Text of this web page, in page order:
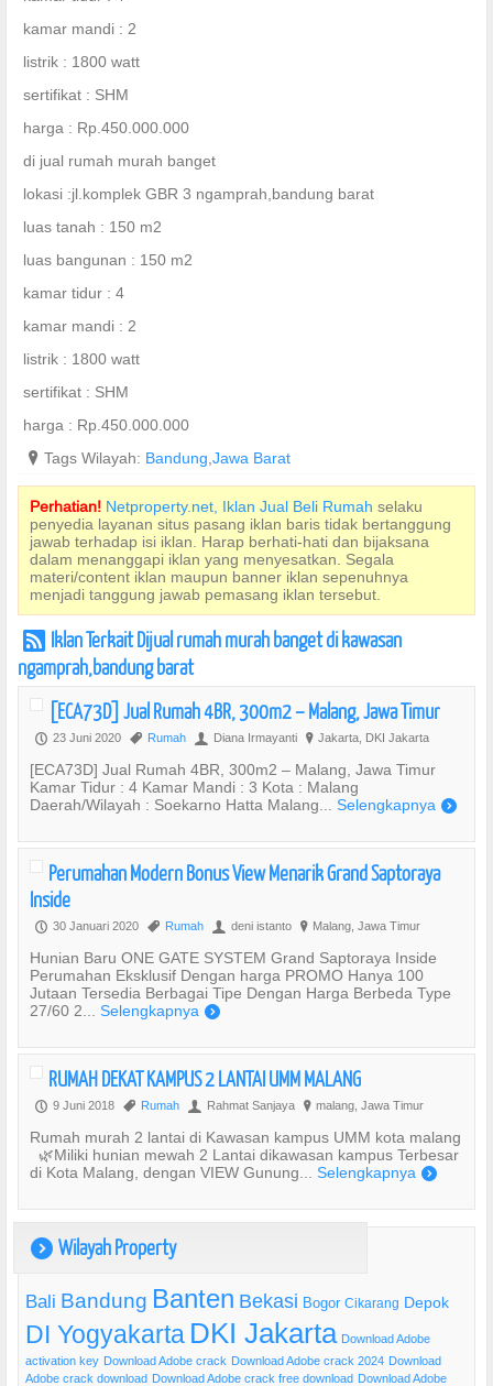
kamar mandi : 2
listrik : 1800 watt
sertifikat : SHM
harga : Rp.450.000.000
di jual rumah murah banget
lokasi :jl.komplek GBR 3 ngamprah,bandung barat
luas tanah : 150 m2
luas bangunan : 150 m2
kamar tidur : 4
kamar mandi : 2
listrik : 1800 watt
sertifikat : SHM
harga : Rp.450.000.000
? Tags Wilayah: Bandung Jawa Barat
Perhatian! Netproperty.net, Iklan Jual Beli Rumah selaku
penyedia layanan situs pasang iklan baris tidak bertanggung
jawab terhadap isi iklan. Harap berhati-hati dan bijaksana
dalam menanggapi iklan yang menyesatkan. Segala
materi/content iklan maupun banner iklan sepenuhnya
menjadi tanggung jawab pemasang iklan tersebut.
r Iklan Terkait Dijual rumah murah banget di kawasan
ngamprah,bandung barat
[ECA73D] Jual Rumah 4BR, 300m2 – Malang, Jawa Timur
P 23 Juni 2020 , Rumah U Diana Irmayanti ? Jakarta, DKI Jakarta
[ECA73D] Jual Rumah 4BR, 300m2 – Malang, Jawa Timur
Kamar Tidur : 4 Kamar Mandi : 3 Kota : Malang
Daerah/Wilayah : Soekarno Hatta Malang... Selengkapnya )
Perumahan Modern Bonus View Menarik Grand Saptoraya
Inside
P 30 Januari 2020 , Rumah U deni istanto ? Malang, Jawa Timur
Hunian Baru ONE GATE SYSTEM Grand Saptoraya Inside
Perumahan Eksklusif Dengan harga PROMO Hanya 100
Jutaan Tersedia Berbagai Tipe Dengan Harga Berbeda Type
27/60 2... Selengkapnya )
RUMAH DEKAT KAMPUS 2 LANTAI UMM MALANG
P 9 Juni 2018 , Rumah U Rahmat Sanjaya ? malang, Jawa Timur
Rumah murah 2 lantai di Kawasan kampus UMM kota malang
🌿Miliki hunian mewah 2 Lantai dikawasan kampus Terbesar
di Kota Malang, dengan VIEW Gunung... Selengkapnya )
) Wilayah Property
Bali Bandung Banten Bekasi Bogor Cikarang Depok
DI Yogyakarta DKI Jakarta Download Adobe
activation key Download Adobe crack Download Adobe crack 2024 Download
Adobe crack download Download Adobe crack free download Download Adobe